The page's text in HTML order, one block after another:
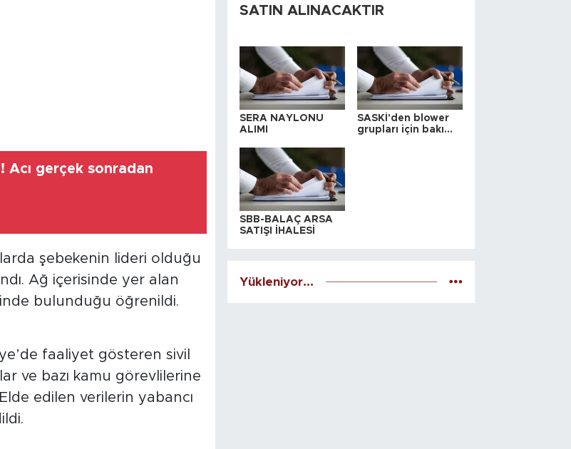
Acı gerçek sonradan
şebekenin lideri olduğu
Ağ içerisinde yer alan
bulunduğu öğrenildi.
faaliyet gösteren sivil
ve bazı kamu görevlilerine
edilen verilerin yabancı
SATIN ALINACAKTIR
SERA NAYLONU
ALIMI
SASKİ'den blower
grupları için bakım
SBB-BALAÇ ARSA
SATIŞI İHALESİ
Yükleniyor...